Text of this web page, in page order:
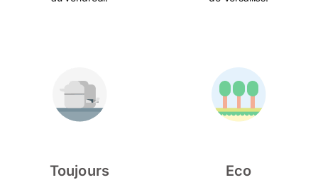
Toujours
Eco